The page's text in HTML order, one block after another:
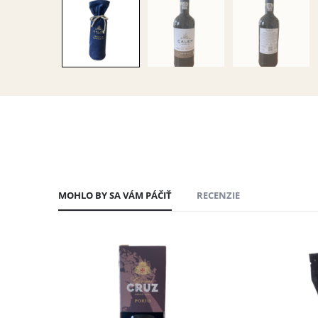
MOHLO BY SA VÁM PÁČIŤ RECENZIE